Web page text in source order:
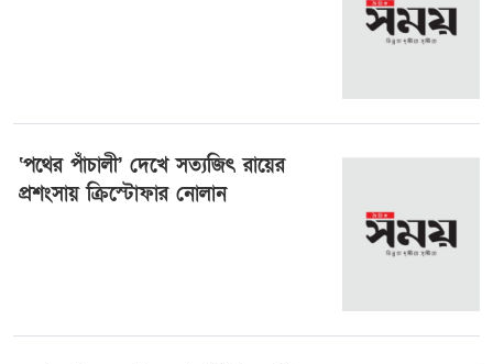
‘পথের পাঁচালী’ দেখে সত্যজিৎ রায়ের
প্রশংসায় ক্রিস্টোফার নোলান